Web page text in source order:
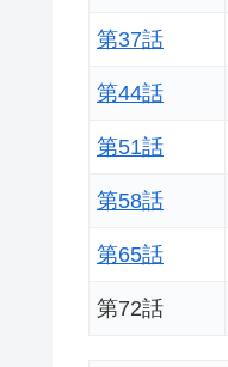
第37話
第44話
第51話
第58話
第65話
第72話